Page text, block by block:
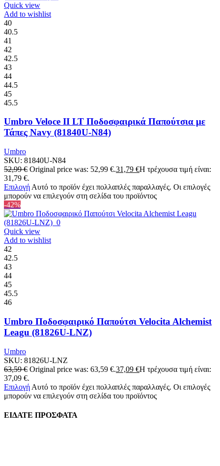
Quick view
Add to wishlist
40
40.5
41
42
42.5
43
44
44.5
45
45.5
Umbro Veloce II LT Ποδοσφαιρικά Παπούτσια με
Τάπες Navy (81840U-N84)
Umbro
SKU: 81840U-N84
52,99€ Original price was: 52,99 €.31,79 €Η τρέχουσα τιμή είναι:
31,79 €.
Επιλογή Αυτό το προϊόν έχει πολλαπλές παραλλαγές. Οι επιλογές
μπορούν να επιλεγούν στη σελίδα του προϊόντος
-42%
Quick view
Add to wishlist
42
42.5
43
44
45
45.5
46
Umbro Ποδοσφαιρικό Παπούτσι Velocita Alchemist
Leagu (81826U-LNZ)
Umbro
SKU: 81826U-LNZ
63,59€ Original price was: 63,59 €.37,09 €Η τρέχουσα τιμή είναι:
37,09 €.
Επιλογή Αυτό το προϊόν έχει πολλαπλές παραλλαγές. Οι επιλογές
μπορούν να επιλεγούν στη σελίδα του προϊόντος
ΕΙΔΑΤΕ ΠΡΟΣΦΑΤΑ